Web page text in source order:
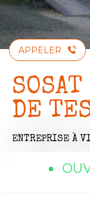
APPELER
DE
ENTREPRISE À